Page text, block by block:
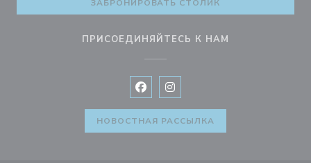
ЗАБРОНИРОВАТЬ СТОЛИК
ПРИСОЕДИНЯЙТЕСЬ К НАМ
Facebook ((открывается в новом
Instagram ((открывается в
НОВОСТНАЯ РАССЫЛКА